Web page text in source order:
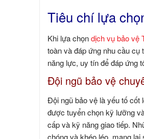
Tiêu chí lựa
Khi lựa chọndịch vụ bảo vệ
toàn và đáp ứng nhu cầu cụ
năng lực, uy tín để đáp ứng
Đội ngũ bảo vệ
Đội ngũ bảo vệ là yếu tố cốt
được tuyển chọn kỹ lưỡng
cấp và kỹ năng giao tiếp.
chóng và khéo léo, mang